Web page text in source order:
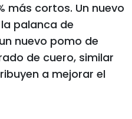
más cortos. Un nuevo
palanca de
nuevo pomo de
de cuero, similar
a mejorar el